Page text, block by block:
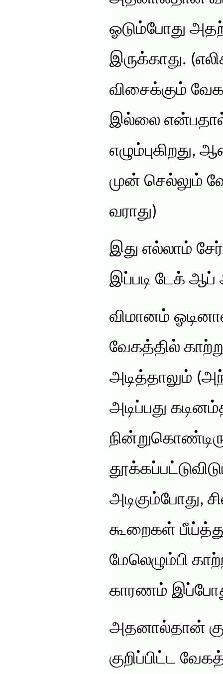
ஓடும்போது
இருக்காது.
விசைக்கும்
இல்லை
எழும்புகிறது,
முன் செல்லும்
வராது)
இது எல்லாம்
இப்படி டேக் ஆப்
விமானம்
வேகத்தில்
அடித்தாலும்
அடிப்பது
அடிகும்போது,
கூறைகள்
மேலெழும்பி
காரணம் இப்போது
அதனால்தான்
குறிப்பிட்ட